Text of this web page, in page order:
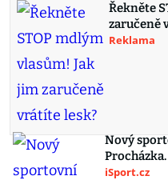
Řekněte
zaručeně
Reklama
Nový
iSport.cz